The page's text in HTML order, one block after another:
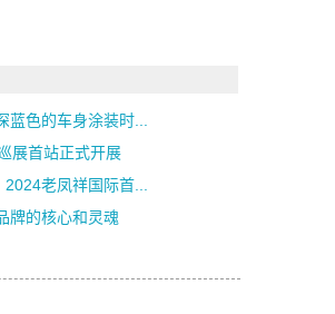
色的车身涂装时...
展首站正式开展
老凤祥国际首...
牌的核心和灵魂